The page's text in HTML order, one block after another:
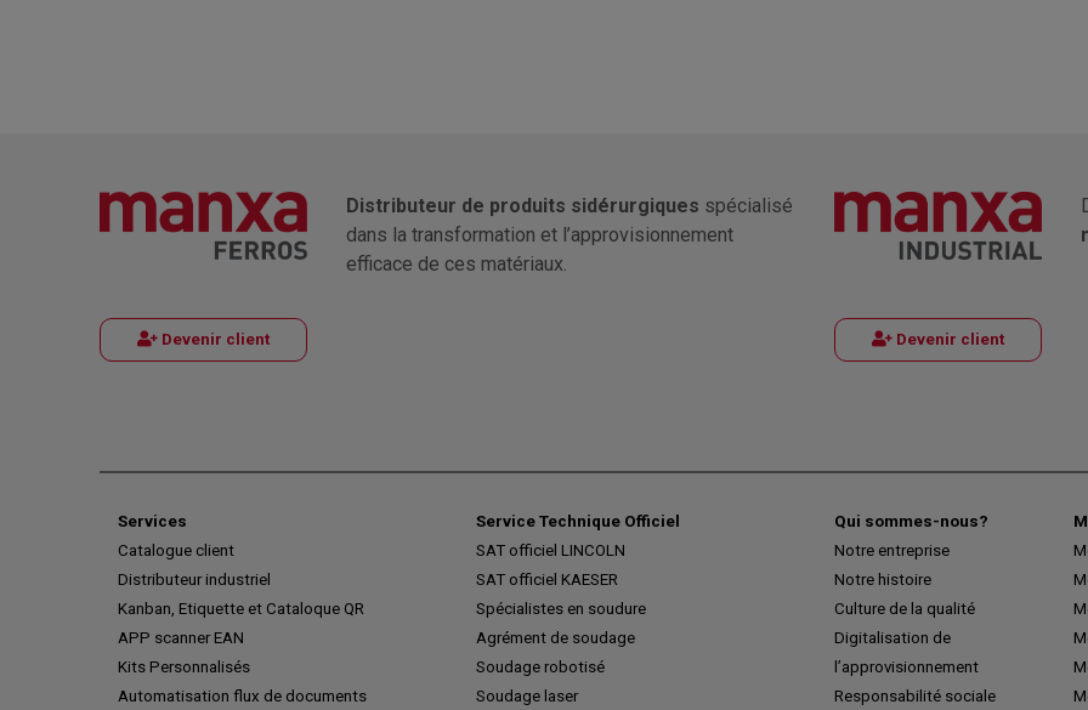
Devenir client
Distributeur de produits sidérurgiques spécialisé
dans la transformation et l’approvisionnement
efficace de ces matériaux.
Devenir client
Services
Catalogue client
Distributeur industriel
Kanban, Etiquette et Cataloque QR
APP scanner EAN
Kits Personnalisés
Automatisation flux de documents
Service Technique Officiel
SAT officiel LINCOLN
SAT officiel KAESER
Spécialistes en soudure
Agrément de soudage
Soudage robotisé
Soudage laser
Qui sommes-nous?
Notre entreprise
Notre histoire
Culture de la qualité
Digitalisation de
l’approvisionnement
Responsabilité sociale